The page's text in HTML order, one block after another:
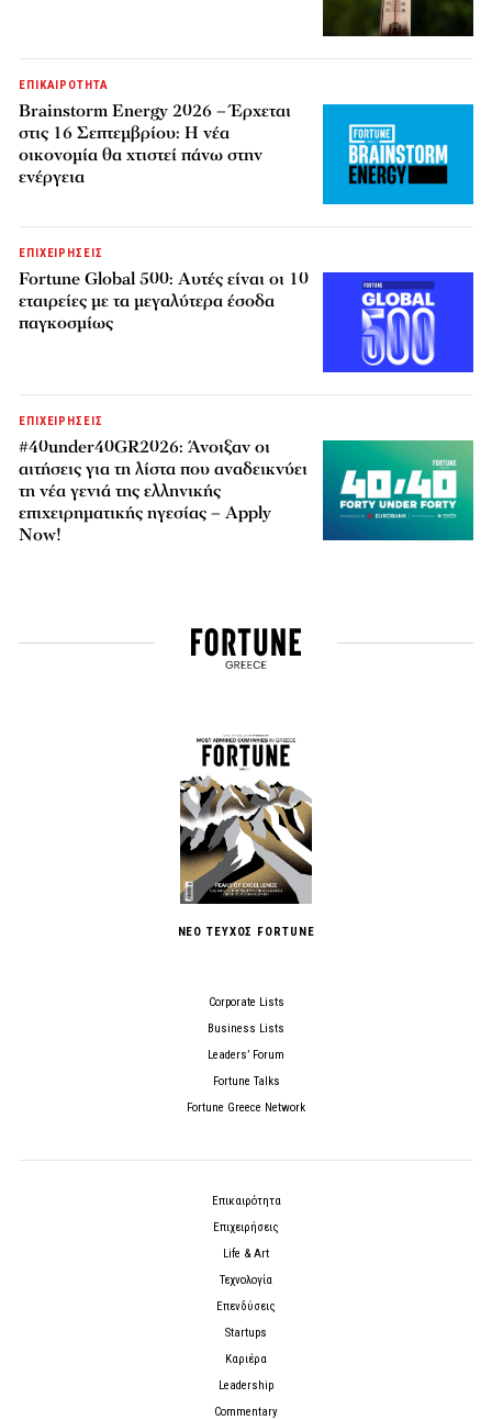
ΕΠΙΚΑΙΡΟΤΗΤΑ
Brainstorm Energy 2026 – Έρχεται
στις 16 Σεπτεμβρίου: Η νέα
οικονομία θα χτιστεί πάνω στην
ενέργεια
ΕΠΙΧΕΙΡΗΣΕΙΣ
Fortune Global 500: Αυτές είναι οι 10
εταιρείες με τα μεγαλύτερα έσοδα
παγκοσμίως
ΕΠΙΧΕΙΡΗΣΕΙΣ
#40under40GR2026: Άνοιξαν οι
αιτήσεις για τη λίστα που αναδεικνύει
τη νέα γενιά της ελληνικής
επιχειρηματικής ηγεσίας – Apply
Now!
ΝΕΟ ΤΕΥΧΟΣ FORTUNE
Corporate Lists
Business Lists
Leaders’ Forum
Fortune Talks
Fortune Greece Network
Επικαιρότητα
Επιχειρήσεις
Life & Art
Τεχνολογία
Επενδύσεις
Startups
Καριέρα
Leadership
Commentary